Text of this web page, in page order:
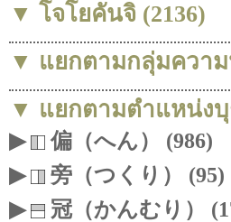
▼ โจโยคันจิ (2136)
▼ แยกตามกลุ่มความ
▼ แยกตามตำแหน่งบุ
▶
偏（へん） (986)
▶
旁（つくり） (95)
▶
冠（かんむり）